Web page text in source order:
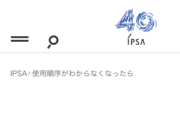
to
IPSA 使用順序がわからなくなったら